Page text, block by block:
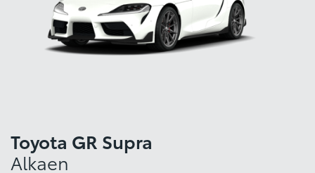
Toyota GR Supra
Alkaen